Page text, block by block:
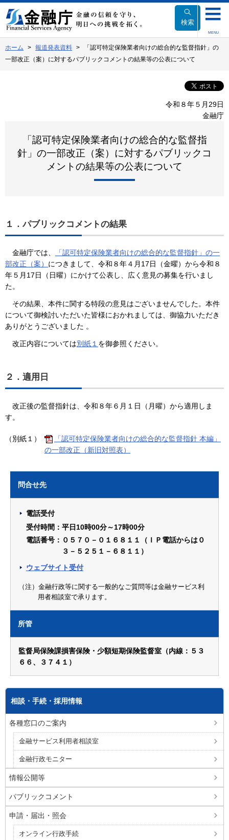
文
へ
動
検索
MENU
ホーム 報道発表資料
「認可特定保険業者向けの総合的な監督指針」の
一部改正（案）に対するパブリックコメントの結果等の公表について
令和８年５月29日
金融庁
「認可特定保険業者向けの総合的な監督指
針」の一部改正（案）に対するパブリックコ
メントの結果等の公表について
１．パブリックコメントの結果
金融庁では、
「認可特定保険業者向けの総合的な監督指針」の一
部改正（案） につきまして、令和８年４月17日（金曜）から令和８
年５月17日（日曜）にかけて公表し、広く意見の募集を行いまし
た。
その結果、本件に関する特段の意見はございませんでした。本件
について御検討いただいた皆様におかれましては、御協力いただき
ありがとうございました 。
改正内容については別紙１ を御参照ください。
２．適用日
改正後の監督指針は、令和８年６月１日（月曜）から適用しま
す。
（別紙１）
「認可特定保険業者向けの総合的な監督指針 本編」
の一部改正（新旧対照表）
問合せ先
電話受付
受付時間：平日10時00分～17時00分
電話番号：０５７０－０１６８１１（ＩＰ電話からは０
３－５２５１－６８１１）
ウェブサイト受付
（注）金融行政等に関する一般的なご質問等は金融サービス利
用者相談室で承ります。
所管
監督局保険課損害保険・少額短期保険監督室（内線：５３
６６、３７４１）
相談・手続・採用情報
各種窓口のご案内
金融サービス利用者相談室
金融行政モニター
情報公開等
パブリックコメント
申請・届出・照会
オンライン行政手続